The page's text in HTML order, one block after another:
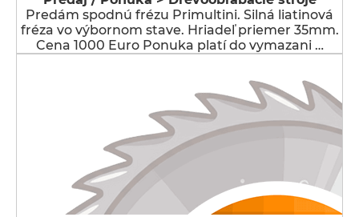
Predám spodnú frézu Primultini. Silná liatinová
fréza vo výbornom stave. Hriadeľ priemer 35mm.
Cena 1000 Euro Ponuka platí do vymazani …